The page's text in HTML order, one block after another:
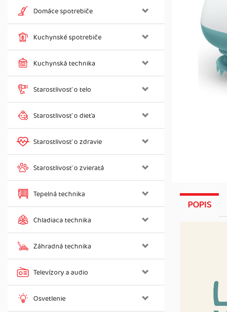
Domáce spotrebiče
Kuchynské spotrebiče
Kuchynská technika
Starostlivosť o telo
Starostlivosť o dieťa
Starostlivosť o zdravie
Starostlivosť o zvieratá
Tepelná technika
Chladiaca technika
Záhradná technika
Televízory a audio
Osvetlenie
POPIS